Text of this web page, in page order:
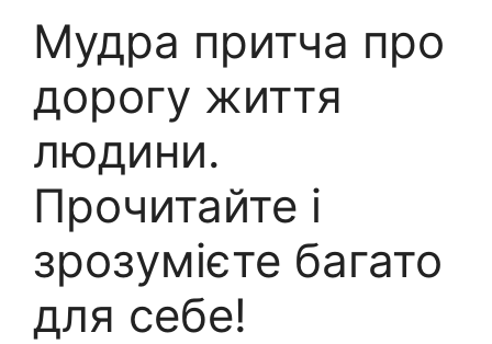
Мудра притча про
дорогу життя
людини.
Прочитайте і
зрозумієте багато
для себе!